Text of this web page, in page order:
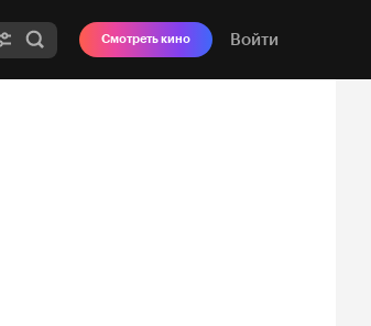
Смотреть кино Войти